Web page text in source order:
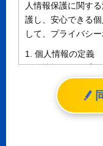
人情報保護に関す
護し、安心できる
して、プライバシ
1. 個人情報の定義
個人情報とは、「
れる生存する個人
その他の記述等に
情報（個人識別情